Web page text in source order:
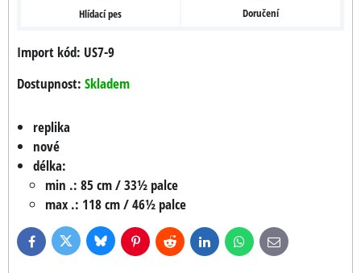
Hlídací pes Doručení
Import kód: US7-9
Dostupnost: Skladem
replika
nové
délka:
min .: 85 cm / 33½ palce
max .: 118 cm / 46½ palce
FacebookTwitter BlueskyPinterestReddit LinkedInWhatsApp
E-
mail